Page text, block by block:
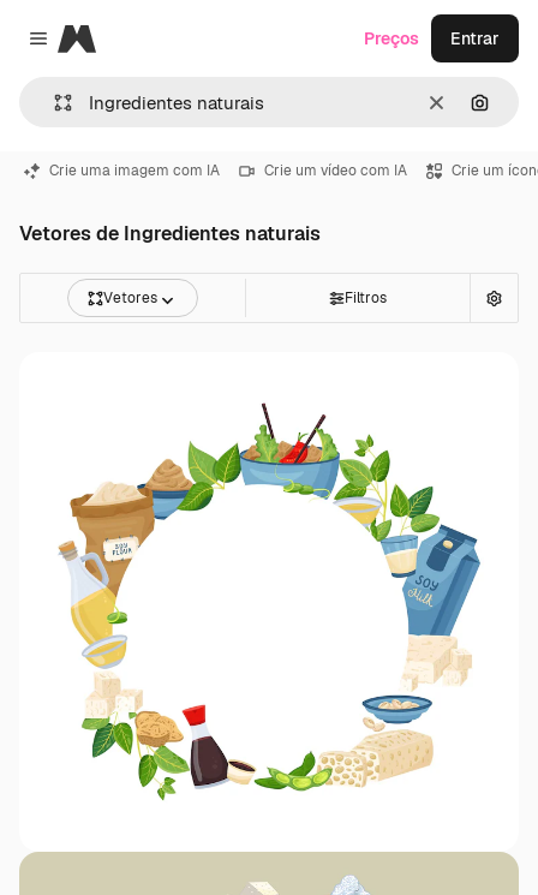
Close menu
Magnific
Limpar
Preços Entrar
Crie uma imagem com IA Crie um vídeo com IA Crie um
Vetores de Ingredientes naturais
Vetores Filtros